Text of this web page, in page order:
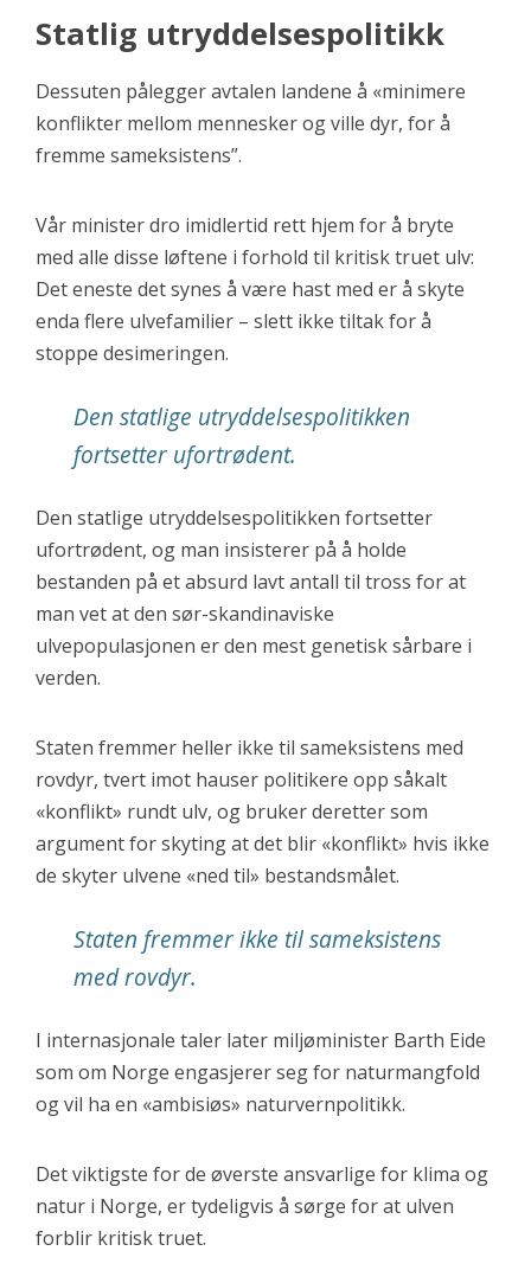
Statlig utryddelsespolitikk
Dessuten pålegger avtalen landene å «minimere
konflikter mellom mennesker og ville dyr, for å
fremme sameksistens”.
Vår minister dro imidlertid rett hjem for å bryte
med alle disse løftene i forhold til kritisk truet ulv:
Det eneste det synes å være hast med er å skyte
enda flere ulvefamilier – slett ikke tiltak for å
stoppe desimeringen.
Den statlige utryddelsespolitikken
fortsetter ufortrødent.
Den statlige utryddelsespolitikken fortsetter
ufortrødent, og man insisterer på å holde
bestanden på et absurd lavt antall til tross for at
man vet at den sør-skandinaviske
ulvepopulasjonen er den mest genetisk sårbare i
verden.
Staten fremmer heller ikke til sameksistens med
rovdyr, tvert imot hauser politikere opp såkalt
«konflikt» rundt ulv, og bruker deretter som
argument for skyting at det blir «konflikt» hvis ikke
de skyter ulvene «ned til» bestandsmålet.
Staten fremmer ikke til sameksistens
med rovdyr.
I internasjonale taler later miljøminister Barth Eide
som om Norge engasjerer seg for naturmangfold
og vil ha en «ambisiøs» naturvernpolitikk.
Det viktigste for de øverste ansvarlige for klima og
natur i Norge, er tydeligvis å sørge for at ulven
forblir kritisk truet.